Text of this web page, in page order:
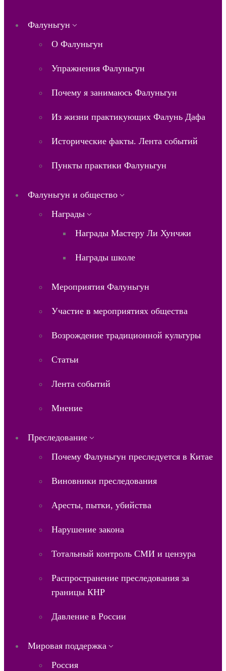
Фалуньгун
О Фалуньгун
Упражнения Фалуньгун
Почему я занимаюсь Фалуньгун
Из жизни практикующих Фалунь Дафа
Исторические факты. Лента событий
Пункты практики Фалуньгун
Фалуньгун и общество
Награды
Награды Мастеру Ли Хунчжи
Награды школе
Мероприятия Фалуньгун
Участие в мероприятиях общества
Возрождение традиционной культуры
Статьи
Лента событий
Мнение
Преследование
Почему Фалуньгун преследуется в Китае
Виновники преследования
Аресты, пытки, убийства
Нарушение закона
Тотальный контроль СМИ и цензура
Распространение преследования за
границы КНР
Давление в России
Мировая поддержка
Россия